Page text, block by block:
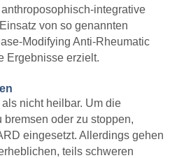
integrative
von so genannten
Modifying Anti-Rheumatic
Ergebnisse erzielt.
nicht heilbar. Um die
oder zu stoppen,
eingesetzt. Allerdings gehen
teils schweren